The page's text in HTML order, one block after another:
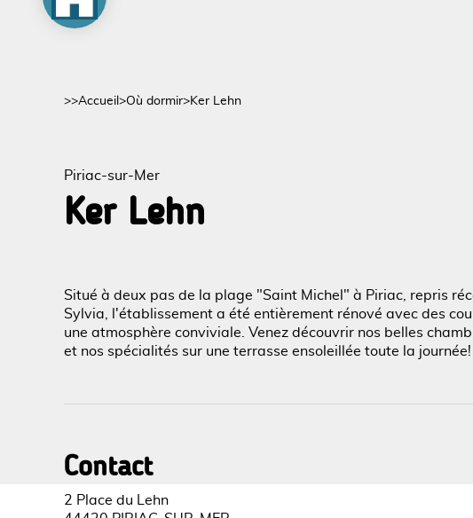
>>Accueil >Où dormir>Ker Lehn
Piriac-sur-Mer
Ker Lehn
Situé à deux pas de la plage "Saint Michel" à Piriac, repris
Sylvia, l'établissement a été entièrement rénové avec des
une atmosphère conviviale. Venez découvrir nos belles
et nos spécialités sur une terrasse ensoleillée toute la journée!
Contact
2 Place du Lehn